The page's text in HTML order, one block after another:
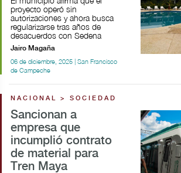
proyecto operó sin
autorizaciones y ahora busca
regularizarse tras años de
desacuerdos con Sedena
Jairo Magaña
06 de diciembre, 2025 | San Francisco
de Campeche
NACIONAL > SOCIEDAD
Sancionan a
empresa que
incumplió contrato
de material para
Tren Maya